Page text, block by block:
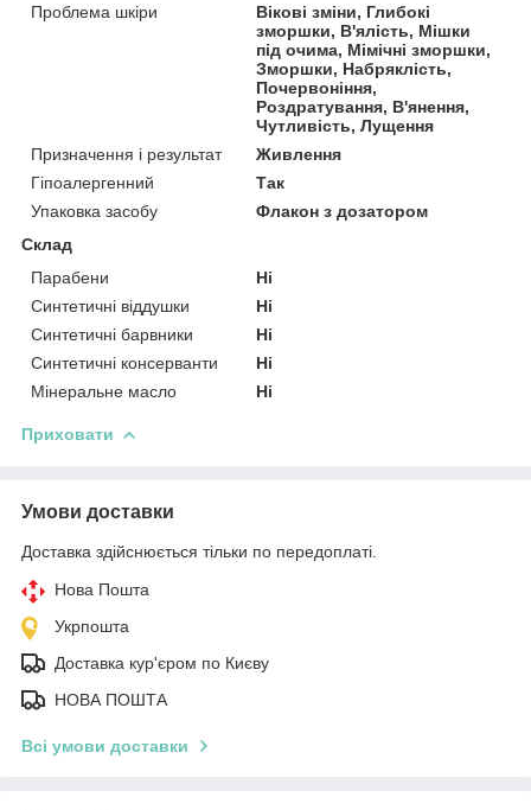
Проблема шкіри
Вікові зміни, Глибокі
зморшки, В'ялість, Мішки
під очима, Мімічні зморшки,
Зморшки, Набряклість,
Почервоніння,
Роздратування, В'янення,
Чутливість, Лущення
Призначення і результат
Живлення
Гіпоалергенний
Так
Упаковка засобу
Флакон з дозатором
Склад
Парабени
Ні
Синтетичні віддушки
Ні
Синтетичні барвники
Ні
Синтетичні консерванти
Ні
Мінеральне масло
Ні
Приховати
Умови доставки
Доставка здійснюється тільки по передоплаті.
Нова Пошта
Укрпошта
Доставка кур'єром по Києву
НОВА ПОШТА
Всі умови доставки